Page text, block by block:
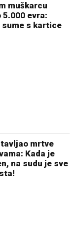
muškarcu
evra:
s kartice
mrtve
Kada je
na sudu je sve